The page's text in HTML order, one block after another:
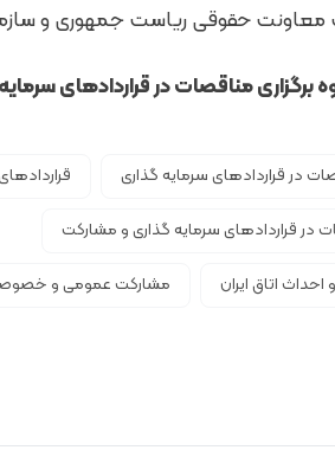
حقوقی ریاست جمهوری و
برگزاری مناقصات در قراردادهای
در قراردادهای سرمایه گذاری
در قراردادهای سرمایه گذاری و مشارکت
اتاق ایران مشارکت عمومی و